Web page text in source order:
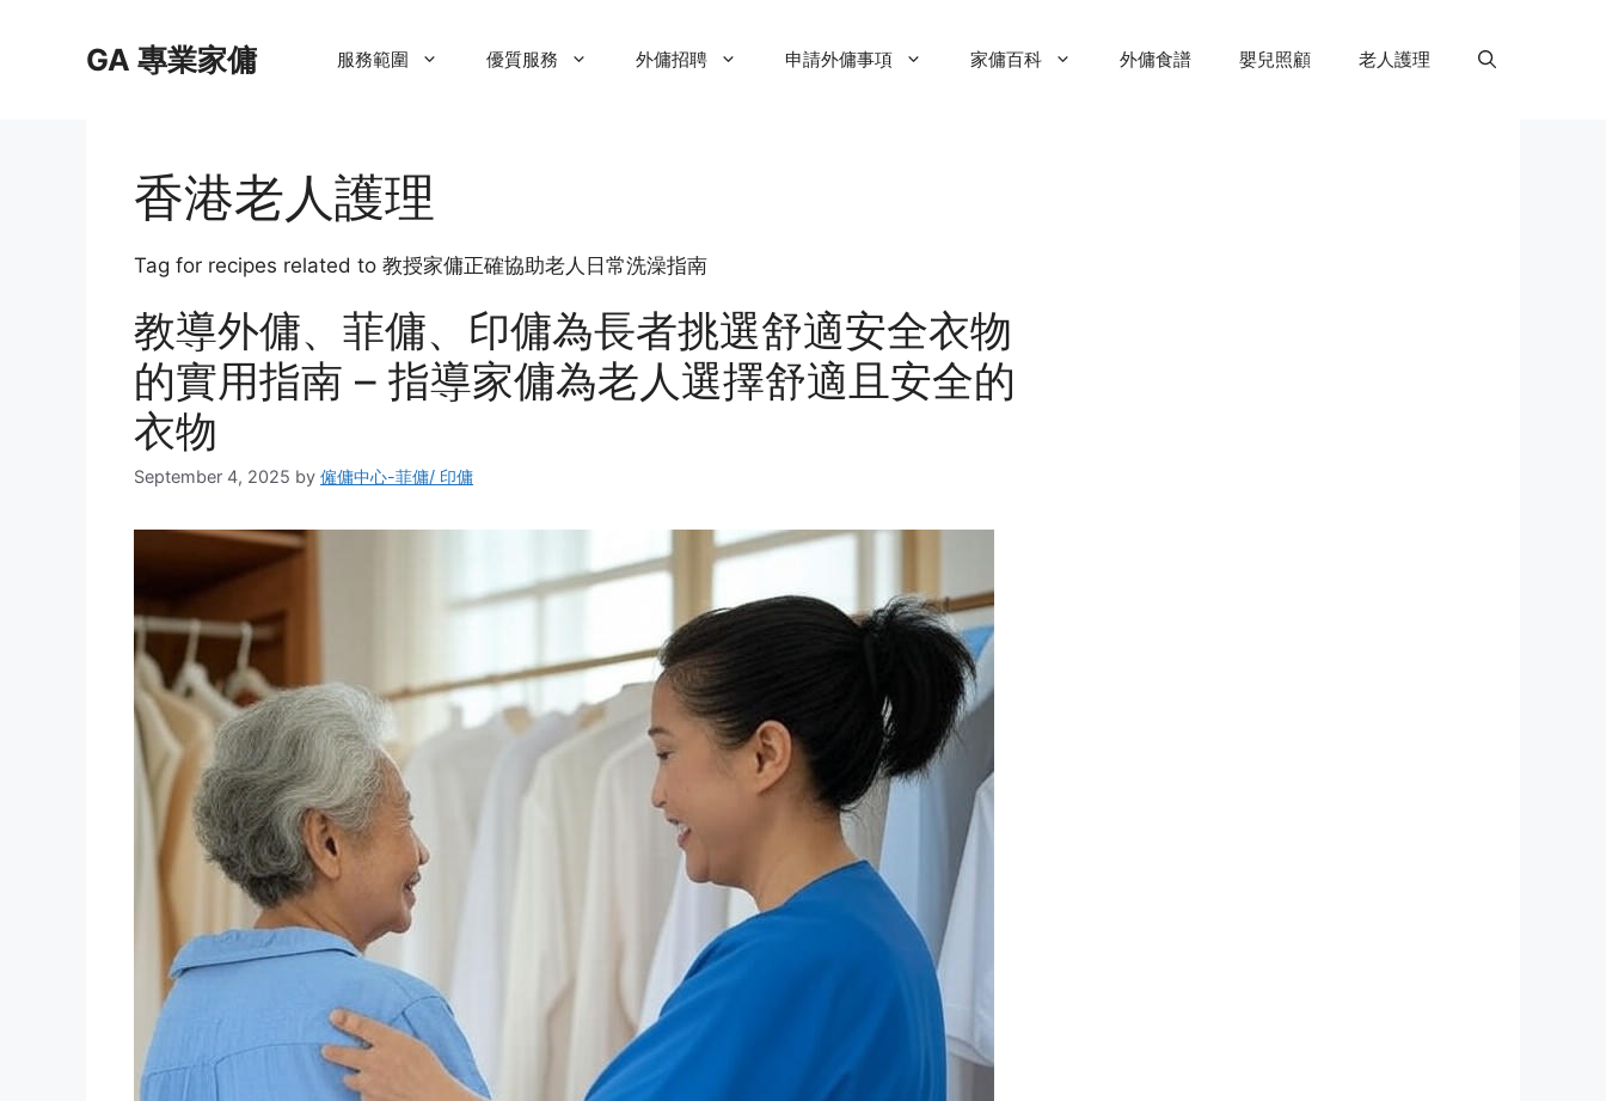
GA 專業家傭 服務範圍 優質服務 外傭招聘 申請外傭事項 家傭百科 外傭食譜 嬰兒照顧 老人護理
香港老人護理
Tag for recipes related to 教授家傭正確協助老人日常洗澡指南
教導外傭、菲傭、印傭為長者挑選舒適安全衣物
的實用指南 – 指導家傭為老人選擇舒適且安全的
衣物
September 4, 2025 by 僱傭中心-菲傭/ 印傭